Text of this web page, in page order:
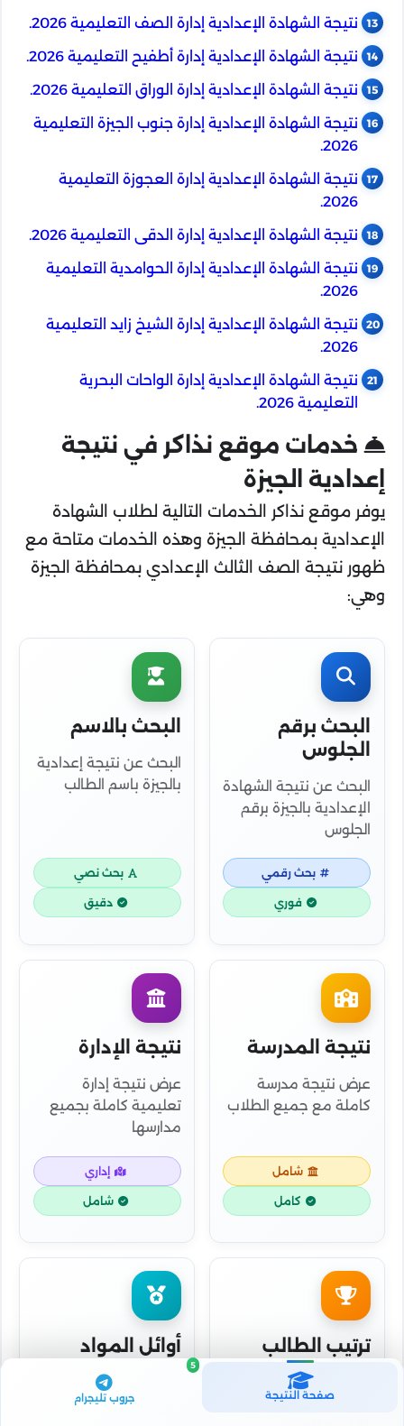
نتيجة الشهادة الإعدادية إدارة الصف التعليمية 2026.
نتيجة الشهادة الإعدادية إدارة أطفيح التعليمية 2026.
نتيجة الشهادة الإعدادية إدارة الوراق التعليمية 2026.
نتيجة الشهادة الإعدادية إدارة جنوب الجيزة التعليمية
2026.
نتيجة الشهادة الإعدادية إدارة العجوزة التعليمية
2026.
نتيجة الشهادة الإعدادية إدارة الدقى التعليمية 2026.
نتيجة الشهادة الإعدادية إدارة الحوامدية التعليمية
2026.
نتيجة الشهادة الإعدادية إدارة الشيخ زايد التعليمية
2026.
نتيجة الشهادة الإعدادية إدارة الواحات البحرية
التعليمية 2026.
خدمات موقع نذاكر في نتيجة
إعدادية الجيزة
يوفر موقع نذاكر الخدمات التالية لطلاب الشهادة
الإعدادية بمحافظة الجيزة وهذه الخدمات متاحة مع
ظهور نتيجة الصف الثالث الإعدادي بمحافظة الجيزة
وهي:
البحث برقم
الجلوس
البحث عن نتيجة الشهادة
الإعدادية بالجيزة برقم
الجلوس
بحث رقمي
فوري
البحث بالاسم
البحث عن نتيجة إعدادية
بالجيزة باسم الطالب
بحث نصي
دقيق
نتيجة المدرسة
عرض نتيجة مدرسة
كاملة مع جميع الطلاب
شامل
كامل
نتيجة الإدارة
عرض نتيجة إدارة
تعليمية كاملة بجميع
مدارسها
إداري
شامل
ترتيب الطالب
معرفة ترتيب الطالب
على المدرسة والإدارة
أوائل المواد
معرفة أوائل كل مادة
على مستوى المدرسة
صفحة النتيجة جروب تليجرام
5